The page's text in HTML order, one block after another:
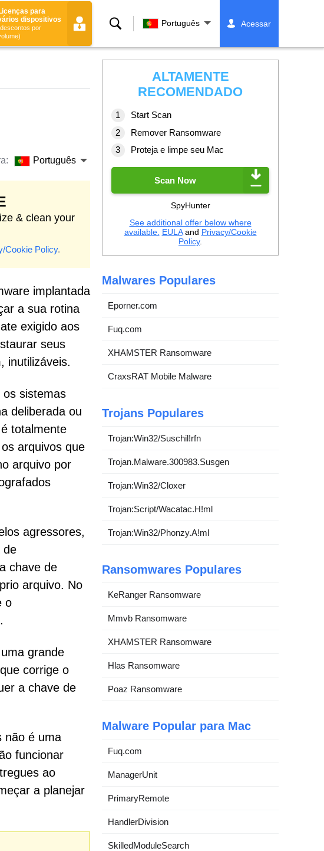
para
dispositivos
por
Buscar Português Acessar
Português
& clean your
Cookie Policy.
implantada
a sua rotina
exigido aos
seus
inutilizáveis.
sistemas
deliberada ou
totalmente
arquivos que
arquivo por
agressores,
de
chave de
arquivo. No
o
grande
corrige o
a chave de
não é uma
funcionar
ao
a planejar
ALTAMENTE
RECOMENDADO
Start Scan
Remover Ransomware
Proteja e limpe seu Mac
Scan Now
SpyHunter
See additional offer below where
available. EULAand Privacy/Cookie
Policy.
Malwares Populares
Eporner.com
Fuq.com
XHAMSTER Ransomware
CraxsRAT Mobile Malware
Trojans Populares
Trojan:Win32/Suschil!rfn
Trojan.Malware.300983.Susgen
Trojan:Win32/Cloxer
Trojan:Script/Wacatac.H!ml
Trojan:Win32/Phonzy.A!ml
Ransomwares Populares
KeRanger Ransomware
Mmvb Ransomware
XHAMSTER Ransomware
Hlas Ransomware
Poaz Ransomware
Malware Popular para Mac
Fuq.com
ManagerUnit
PrimaryRemote
HandlerDivision
SkilledModuleSearch